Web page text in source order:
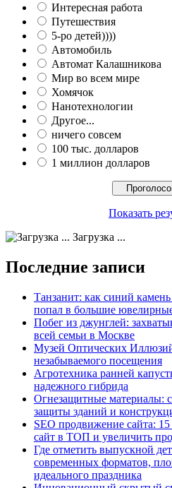
Интересная работа
Путешествия
5-ро детей))))
Автомобиль
Автомат Калашникова
Мир во всем мире
Хомячок
Нанотехнологии
Другое...
ничего совсем
100 тыс. долларов
1 миллион долларов
Показать
Загрузка ...
Последние записи
Танзанит: как синий
попал в большие
Побег из джунглей:
всей семьи в Москве
Музей Оптических
незабываемого посещения
Агротехника ранней
надежного гибрида
Огнезащитные материалы:
защиты зданий и
SEO продвижение сайта:
сайт в ТОП и увеличить
Где отметить выпускной
современных форматов,
идеального праздника